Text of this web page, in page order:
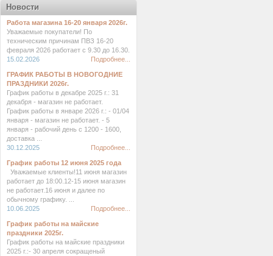
Новости
Работа магазина 16-20 января 2026г.
Уважаемые покупатели! По
техническим причинам ПВЗ 16-20
февраля 2026 работает с 9.30 до 16.30.
15.02.2026
Подробнее...
ГРАФИК РАБОТЫ В НОВОГОДНИЕ
ПРАЗДНИКИ 2026г.
График работы в декабре 2025 г.: 31
декабря - магазин не работает.
График работы в январе 2026 г.: - 01/04
января - магазин не работает. - 5
января - рабочий день с 1200 - 1600,
доставка ...
30.12.2025
Подробнее...
График работы 12 июня 2025 года
Уважаемые клиенты!11 июня магазин
работает до 18:00.12-15 июня магазин
не работает.16 июня и далее по
обычному графику. ...
10.06.2025
Подробнее...
График работы на майские
праздники 2025г.
График работы на майские праздники
2025 г.:- 30 апреля сокращеный